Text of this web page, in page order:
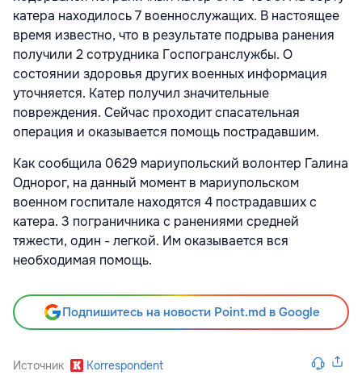
катера находилось 7 военнослужащих. В настоящее
время известно, что в результате подрыва ранения
получили 2 сотрудника Госпогранслужбы. О
состоянии здоровья других военных информация
уточняется. Катер получил значительные
повреждения. Сейчас проходит спасательная
операция и оказывается помощь пострадавшим.
Как сообщила 0629 мариупольский волонтер Галина
Однорог, на данный момент в мариупольском
военном госпитале находятся 4 пострадавших с
катера. 3 пограничника с ранениями средней
тяжести, один - легкой. Им оказывается вся
необходимая помощь.
Подпишитесь на новости Point.md в Google
Источник Korrespondent